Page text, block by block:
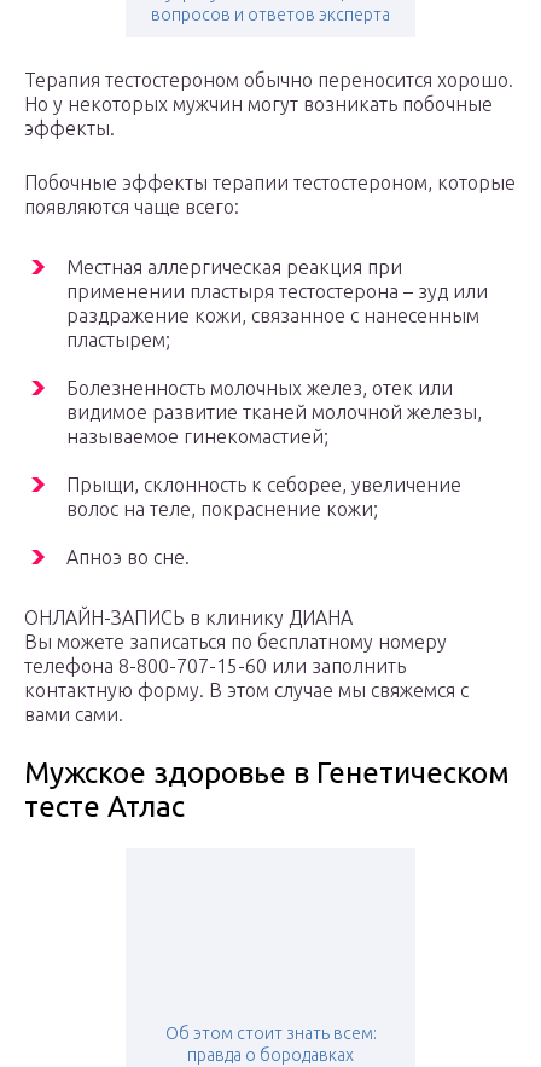
вопросов и ответов эксперта
Терапия тестостероном обычно переносится хорошо.
Но у некоторых мужчин могут возникать побочные
эффекты.
Побочные эффекты терапии тестостероном, которые
появляются чаще всего:
Местная аллергическая реакция при
применении пластыря тестостерона – зуд или
раздражение кожи, связанное с нанесенным
пластырем;
Болезненность молочных желез, отек или
видимое развитие тканей молочной железы,
называемое гинекомастией;
Прыщи, склонность к себорее, увеличение
волос на теле, покраснение кожи;
Апноэ во сне.
ОНЛАЙН-ЗАПИСЬ в клинику ДИАНА
Вы можете записаться по бесплатному номеру
телефона 8-800-707-15-60 или заполнить
контактную форму. В этом случае мы свяжемся с
вами сами.
Мужское здоровье в Генетическом
тесте Атлас
Об этом стоит знать всем:
правда о бородавках